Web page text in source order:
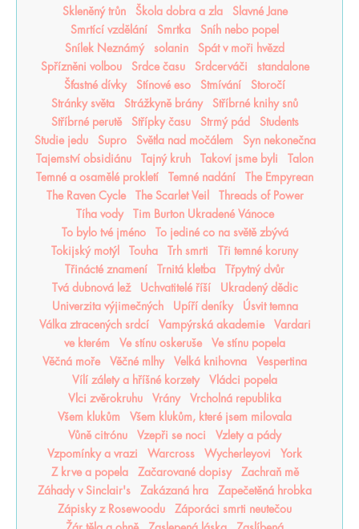
Skleněný trůn
Škola dobra a zla
Slavné Jane
Smrtící vzdělání
Smrtka
Sníh nebo popel
Snílek Neznámý
solanin
Spát v moři hvězd
Spřízněni volbou
Srdce času Srdcerváči
standalone
Šťastné dívky
Stínové eso Stmívání
Storočí
Stránky světa
Strážkyně brány
Stříbrné knihy snů
Stříbrné perutě
Střípky času Strmý pád
Students
Studie jedu
Supro Světla nad močálem
Syn nekonečna
Tajemství obsidiánu
Tajný kruh Takoví jsme byli
Talon
Temné a osamělé prokletí
Temné nadání
The Empyrean
The Raven Cycle
The Scarlet Veil
Threads of Power
Tíha vody
Tim Burton Ukradené Vánoce
To bylo tvé jméno
To jediné co na světě zbývá
Tokijský motýl
Touha Trh smrti
Tři temné koruny
Třinácté znamení
Trnitá kletba
Třpytný dvůr
Tvá dubnová lež
Uchvatitelé říší
Ukradený dědic
Univerzita výjimečných
Upíří deníky
Úsvit temna
Válka ztracených srdcí
Vampýrská akademie
Vardari
ve kterém
Ve stínu oskeruše
Ve stínu popela
Věčná moře
Věčné mlhy Velká knihovna
Vespertina
Vílí zálety a hříšné korzety
Vládci popela
Vlci zvěrokruhu
Vrány
Vrcholná republika
Všem klukům
Všem klukům, které jsem milovala
Vůně citrónu
Vzepři se noci
Vzlety a pády
Vzpomínky a vrazi
Warcross Wycherleyovi
York
Z krve a popela
Začarované dopisy
Zachraň mě
Záhady v Sinclair's
Zakázaná hra
Zapečetěná hrobka
Zápisky z Rosewoodu
Záporáci smrti neutečou